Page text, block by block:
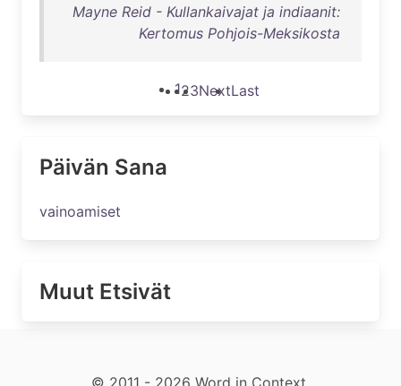
Mayne Reid - Kullankaivajat ja indiaanit:
Kertomus Pohjois-Meksikosta
123NextLast
Päivän Sana
vainoamiset
Muut Etsivät
© 2011 - 2026 Word in Context.